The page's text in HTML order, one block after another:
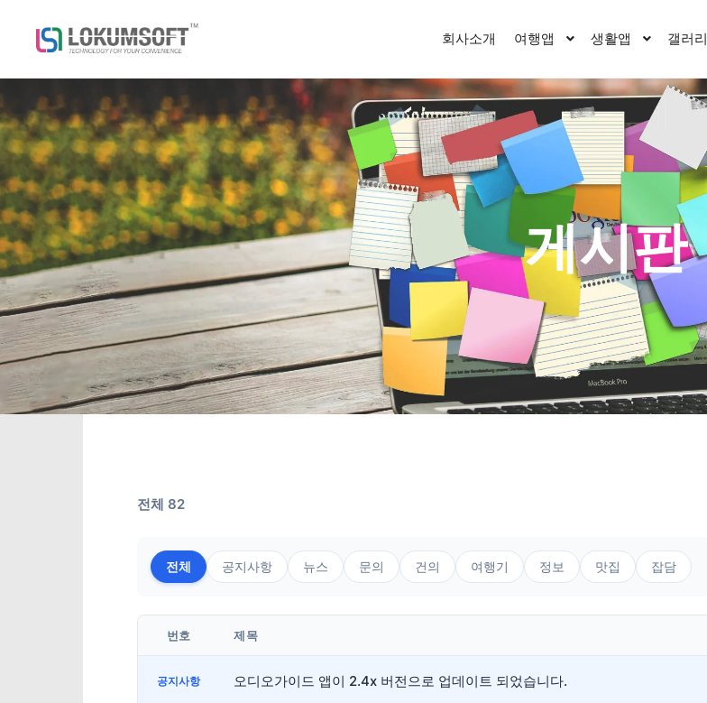
회사소개 여행앱 생활앱 갤러리
게시판
전체 82
전체 공지사항 뉴스 문의 건의 여행기 정보 맛집 잡담
번호 제목
공지사항 오디오가이드 앱이 2.4x 버전으로 업데이트 되었습니다.